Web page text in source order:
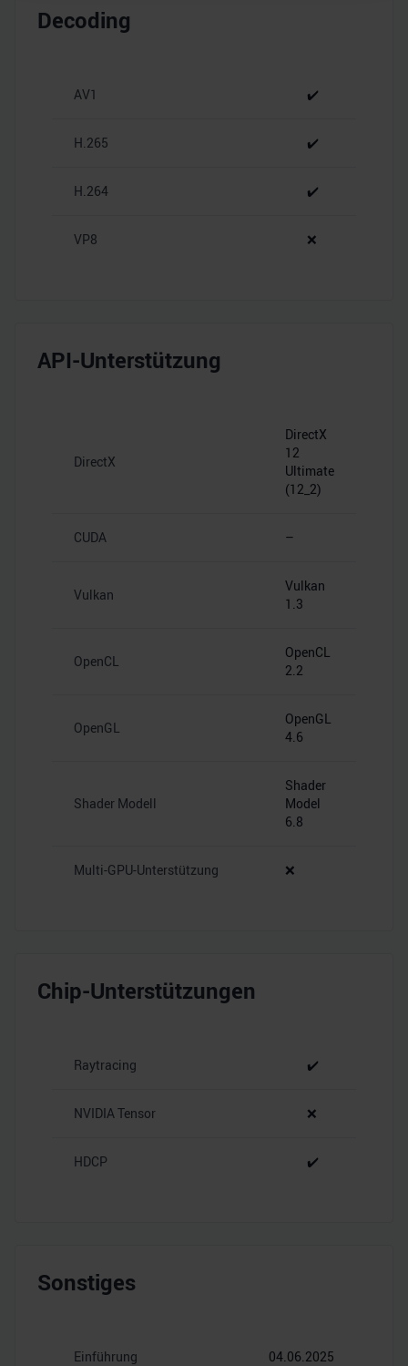
personalisieren, Funktionen für soziale Medien anbieten
soziale Medien, Werbung und Analysen weiter. Unsere
weiteren Daten zusammen, die Sie ihnen bereitgestellt
gesammelt haben.
Decoding
AV1 ✔️
H.265 ✔️
H.264 ✔️
VP8 ❌
API-Unterstützung
DirectX
DirectX
12
Ultimate
(12_2)
CUDA –
Vulkan
Vulkan
1.3
OpenCL
OpenCL
2.2
OpenGL
OpenGL
4.6
Shader Modell
Shader
Model
6.8
Multi-GPU-Unterstützung ❌
Chip-Unterstützungen
Raytracing ✔️
NVIDIA Tensor ❌
HDCP ✔️
Sonstiges
Einführung 04.06.2025